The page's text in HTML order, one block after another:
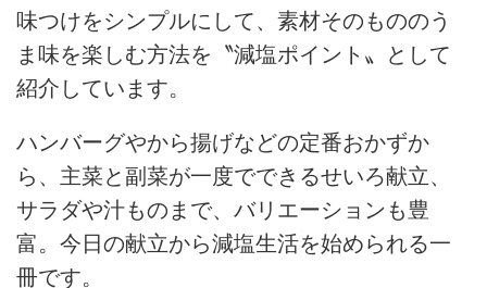
味つけをシンプルにして、素材そのもののう
ま味を楽しむ方法を〝減塩ポイント〟として
紹介しています。
ハンバーグやから揚げなどの定番おかずか
ら、主菜と副菜が一度でできるせいろ献立、
サラダや汁ものまで、バリエーションも豊
富。今日の献立から減塩生活を始められる一
冊です。